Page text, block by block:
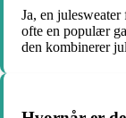
Ja, en
ofte en populær
den kombinerer